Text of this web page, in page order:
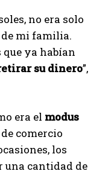
no era solo
mi familia.
ya habían
su dinero”,
era el modus
comercio
los
cantidad de